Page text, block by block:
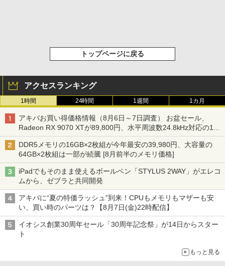
トップページに戻る
アクセスランキング
1時間 24時間 1週間 1カ月
アキバお買い得価格情報（8月6日～7日調査） お盆セール、
Radeon RX 9070 XTが89,800円、水平周波数24.8kHz対応の17
型モニターが9,801円、暑さ指数連動セール ほか
DDR5メモリの16GB×2枚組が今年最安の39,980円、大容量の
64GB×2枚組は一部が続騰 [8月前半のメモリ価格]
iPadでもそのまま使えるボールペン「STYLUS 2WAY」がエレコ
ムから、ゼブラと共同開発
アキバに“夏の特価ラッシュ”到来！CPUもメモリもマザーも安
い、買い時のパーツは？【8月7日(金)22時配信】
イオシス創業30周年セール「30周年記念祭」が14日からスター
ト
もっと見る